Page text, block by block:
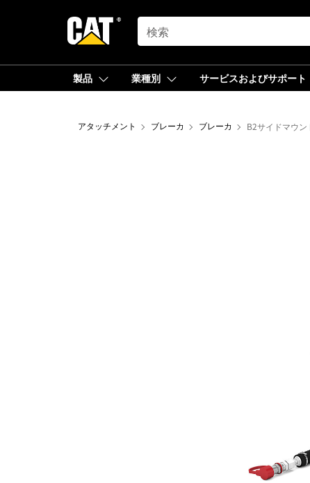
SEARCH
製品 業種別 サービスおよびサポート
アタッチメント ブレーカ ブレーカ B2サイドマウン